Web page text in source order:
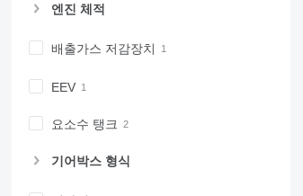
엔진 체적
배출가스 저감장치
EEV
요소수 탱크
기어박스 형식